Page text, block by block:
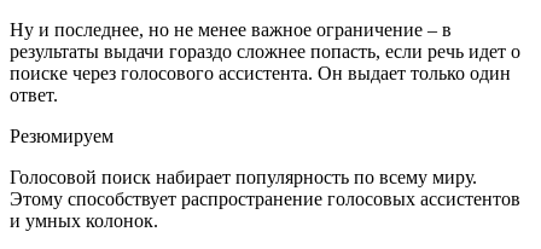
Ну и последнее, но не менее важное ограничение – в
результаты выдачи гораздо сложнее попасть, если речь идет о
поиске через голосового ассистента. Он выдает только один
ответ.
Резюмируем
Голосовой поиск набирает популярность по всему миру.
Этому способствует распространение голосовых ассистентов
и умных колонок.